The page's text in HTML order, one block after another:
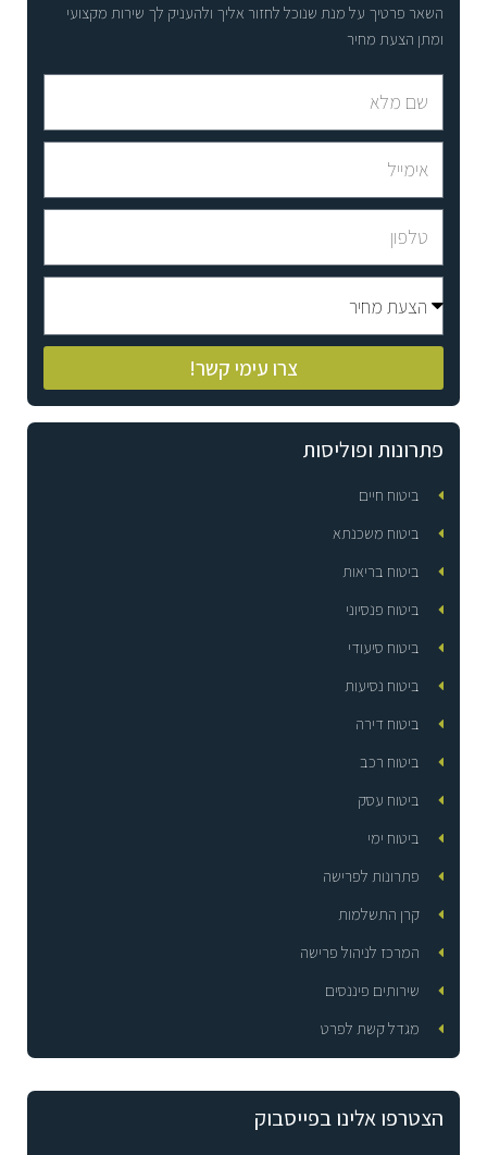
השאר פרטיך על מנת שנוכל לחזור אליך ולהעניק לך שירות מקצועי
ומתן הצעת מחיר
צרו עימי קשר!
פתרונות ופוליסות
ביטוח חיים
ביטוח משכנתא
ביטוח בריאות
ביטוח פנסיוני
ביטוח סיעודי
ביטוח נסיעות
ביטוח דירה
ביטוח רכב
ביטוח עסק
ביטוח ימי
פתרונות לפרישה
קרן התשלמות
המרכז לניהול פרישה
שירותים פיננסים
מגדל קשת לפרט
הצטרפו אלינו בפייסבוק